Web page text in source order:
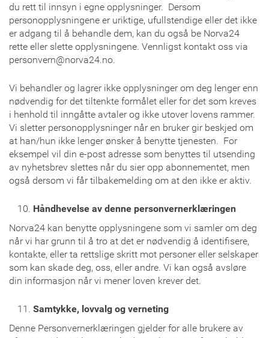
du rett til innsyn i egne opplysninger. Dersom
personopplysningene er uriktige, ufullstendige eller det ikke
er adgang til å behandle dem, kan du også be Norva24
rette eller slette opplysningene. Vennligst kontakt oss via
personvern@norva24.no.
Vi behandler og lagrer ikke opplysninger om deg lenger enn
nødvendig for det tiltenkte formålet eller for det som kreves
i henhold til inngåtte avtaler og ikke utover lovens rammer.
Vi sletter personopplysninger når en bruker gir beskjed om
at han/hun ikke lenger ønsker å benytte tjenesten. For
eksempel vil din e-post adresse som benyttes til utsending
av nyhetsbrev slettes når du sier opp abonnementet, men
også dersom vi får tilbakemelding om at den ikke er aktiv.
Håndhevelse av denne personvernerklæringen
Norva24 kan benytte opplysningene som vi samler om deg
når vi har grunn til å tro at det er nødvendig å identifisere,
kontakte, eller ta rettslige skritt mot personer eller selskaper
som kan skade deg, oss, eller andre. Vi kan også avsløre
din informasjon når vi mener loven krever det.
Samtykke, lovvalg og verneting
Denne Personvernerklæringen gjelder for alle brukere av